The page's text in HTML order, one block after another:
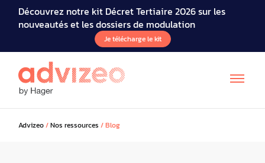
Découvrez notre kit Décret Tertiaire 2026 sur les
nouveautés et les dossiers de modulation
Je télécharge le kit
Advizeo/Nos ressources /Blog